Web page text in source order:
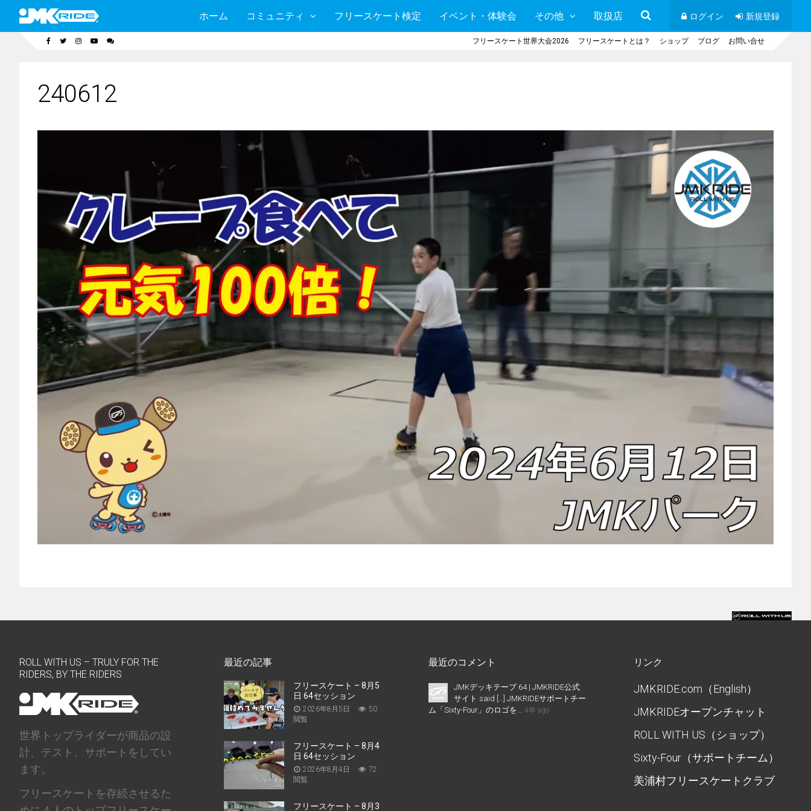
ホーム コミュニティ フリースケート検定 イベント・体験会 その他 取扱店 ログイン 新規登録
フリースケート世界大会2026 フリースケートとは？ ショップ ブログ お問い合せ
240612
ROLL WITH US – TRULY FOR THE
RIDERS, BY THE RIDERS
世界トップライダーが商品の設
計、テスト、サポートをしてい
ます。
フリースケートを存続させるた
最近の記事
フリースケート – 8月5
日 64セッション
2026年8月5日
50
閲覧
フリースケート – 8月4
日 64セッション
2026年8月4日
72
閲覧
フリースケート – 8月3
最近のコメント
JMKデッキテープ 64 | JMKRIDE公式
サイト said […] JMKRIDEサポートチー
ム「Sixty-Four」のロゴを... 4年 ago
リンク
JMKRIDE.com（English）
JMKRIDEオープンチャット
ROLL WITH US（ショップ）
Sixty-Four（サポートチーム）
美浦村フリースケートクラブ